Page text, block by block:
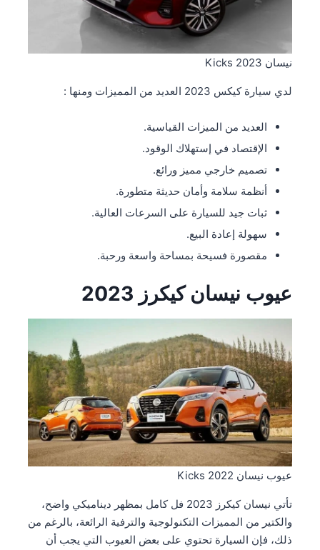
نيسان Kicks 2023
لدي سيارة كيكس 2023 العديد من المميزات ومنها :
العديد من الميزات القياسية.
الإقتصاد في إستهلاك الوقود.
تصميم خارجي مميز ورائع.
أنظمة سلامة وأمان حديثة متطورة.
ثبات جيد للسيارة على السرعات العالية.
سهولة إعادة البيع.
مقصورة فسيحة بمساحة واسعة ورحبة.
عيوب نيسان كيكرز 2023
عيوب نيسان Kicks 2022
تأتي نيسان كيكرز 2023 فل كامل بمظهر ديناميكي واضح،
والكتير من المميزات التكنولوجية والترفية الرائعة، بالرغم من
ذلك، فإن السيارة تحتوي على بعض العيوب التي يجب أن